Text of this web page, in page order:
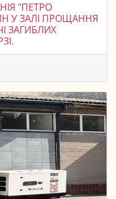
"ПЕТРО
У ЗАЛІ ПРОЩАННЯ
ЗАГИБЛИХ